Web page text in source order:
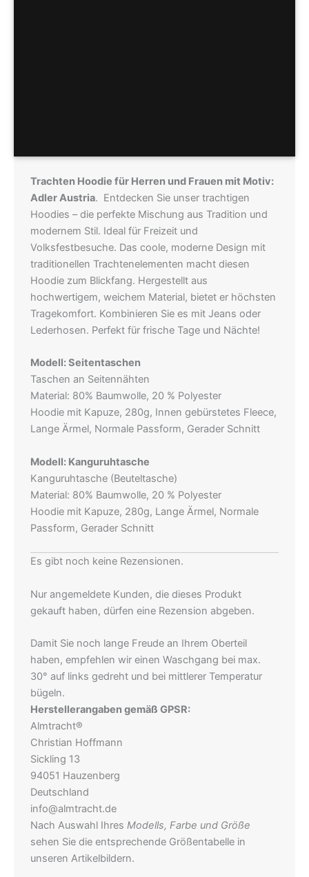
Trachten Hoodie für Herren und Frauen mit Motiv:
Adler Austria. Entdecken Sie unser trachtigen
Hoodies – die perfekte Mischung aus Tradition und
modernem Stil. Ideal für Freizeit und
Volksfestbesuche. Das coole, moderne Design mit
traditionellen Trachtenelementen macht diesen
Hoodie zum Blickfang. Hergestellt aus
hochwertigem, weichem Material, bietet er höchsten
Tragekomfort. Kombinieren Sie es mit Jeans oder
Lederhosen. Perfekt für frische Tage und Nächte!
Modell: Seitentaschen
Taschen an Seitennähten
Material: 80% Baumwolle, 20 % Polyester
Hoodie mit Kapuze, 280g, Innen gebürstetes Fleece,
Lange Ärmel, Normale Passform, Gerader Schnitt
Modell: Kanguruhtasche
Kanguruhtasche (Beuteltasche)
Material: 80% Baumwolle, 20 % Polyester
Hoodie mit Kapuze, 280g, Lange Ärmel, Normale
Passform, Gerader Schnitt
Es gibt noch keine Rezensionen.
Nur angemeldete Kunden, die dieses Produkt
gekauft haben, dürfen eine Rezension abgeben.
Damit Sie noch lange Freude an Ihrem Oberteil
haben, empfehlen wir einen Waschgang bei max.
30° auf links gedreht und bei mittlerer Temperatur
bügeln.
Herstellerangaben gemäß GPSR:
Almtracht®
Christian Hoffmann
Sickling 13
94051 Hauzenberg
Deutschland
info@almtracht.de
Nach Auswahl Ihres Modells, Farbe und Größe
sehen Sie die entsprechende Größentabelle in
unseren Artikelbildern.